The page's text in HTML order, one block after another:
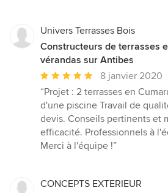
Univers Terrasses Bois
Constructeurs de terrasses
vérandas sur Antibes
Note
moyenne
:
5
étoiles
sur
8 janvier 2020
“Projet : 2 terrasses en
d'une piscine Travail de
devis. Conseils pertinents et
efficacité. Professionnels à
Merci à l'équipe !”
CONCEPTS EXTERIEUR